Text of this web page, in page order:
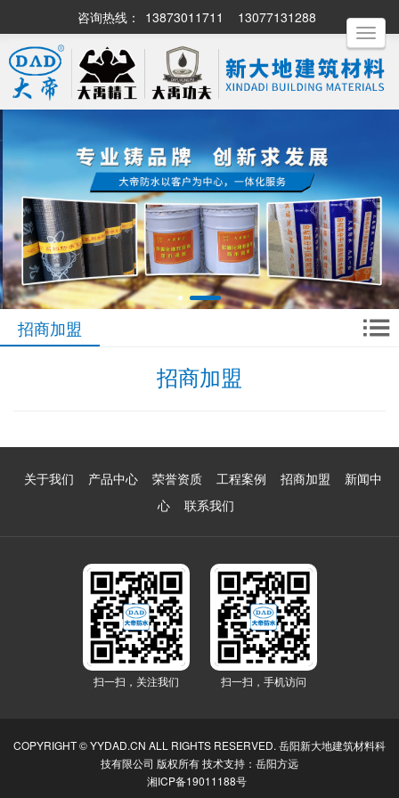
咨询热线： 13873011711 13077131288
招商加盟
招商加盟
关于我们 产品中心 荣誉资质 工程案例 招商加盟
新闻中
心
联系我们
扫一扫，关注我们 扫一扫，手机访问
COPYRIGHT © YYDAD.CN ALL RIGHTS RESERVED. 岳阳新大地建筑材料科
技有限公司 版权所有 技术支持： 岳阳方远
湘ICP备19011188号
Toggle